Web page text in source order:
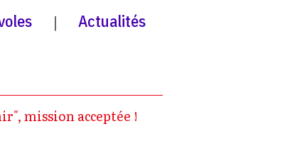
| Actualités
mission acceptée !